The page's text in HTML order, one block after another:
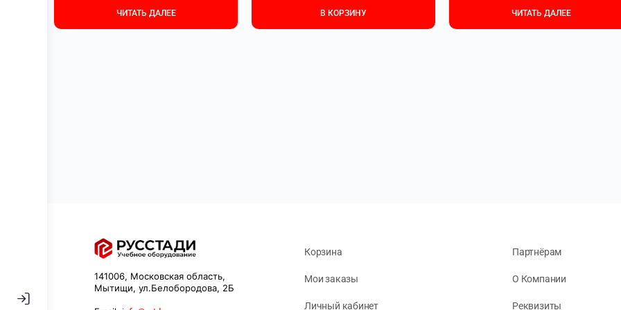
ЧИТАТЬ ДАЛЕЕ В КОРЗИНУ ЧИТАТЬ ДАЛЕЕ
141006, Московская область,
Мытищи, ул.Белобородова, 2Б
Корзина
Мои заказы
Личный кабинет
Партнёрам
О Компании
Реквизиты